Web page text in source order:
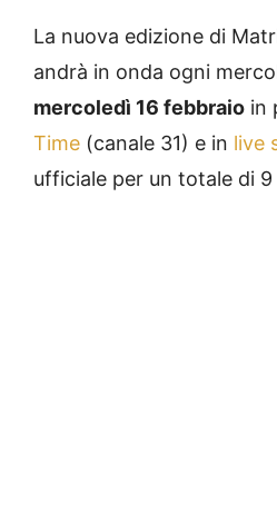
La nuova edizione di
andrà in onda ogni
mercoledì 16 febbraio in
Time (canale 31) e in live
ufficiale per un totale di 9